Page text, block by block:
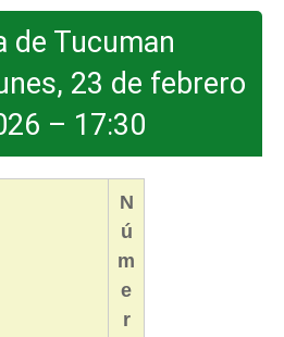
de Tucuman
23 de febrero
– 17:30
N
ú
m
e
r